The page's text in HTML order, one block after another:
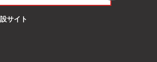
サイト